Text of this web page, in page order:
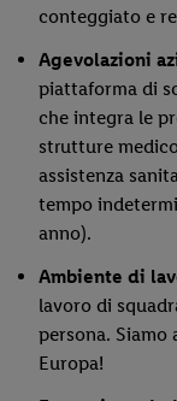
conteggiato e
Agevolazioni
piattaforma di
che integra le
strutture
assistenza
tempo
anno).
Ambiente di
lavoro di
persona.
Europa!